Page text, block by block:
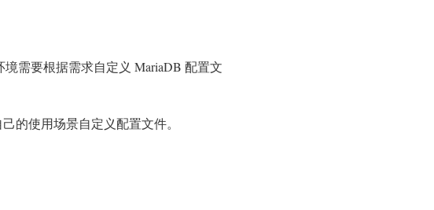
需要根据需求自定义 MariaDB 配置文
的使用场景自定义配置文件。